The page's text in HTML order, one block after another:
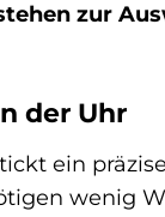
zur
der Uhr
ein
wenig